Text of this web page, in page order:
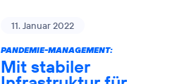
11. Januar 2022
PANDEMIE-MANAGEMENT:
Mit stabiler